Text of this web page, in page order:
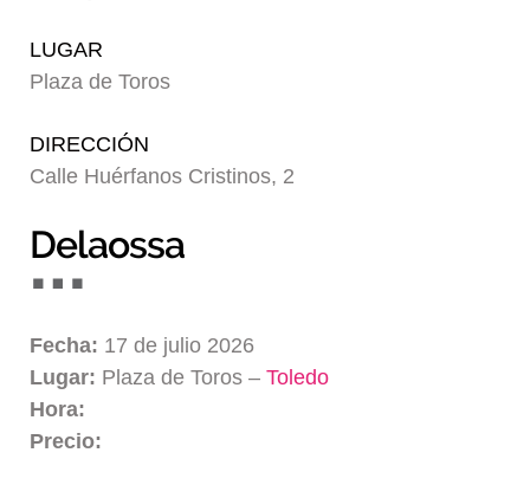
LUGAR
Plaza de Toros
DIRECCIÓN
Calle Huérfanos Cristinos, 2
Delaossa
Fecha: 17 de julio 2026
Lugar: Plaza de Toros –Toledo
Hora:
Precio: